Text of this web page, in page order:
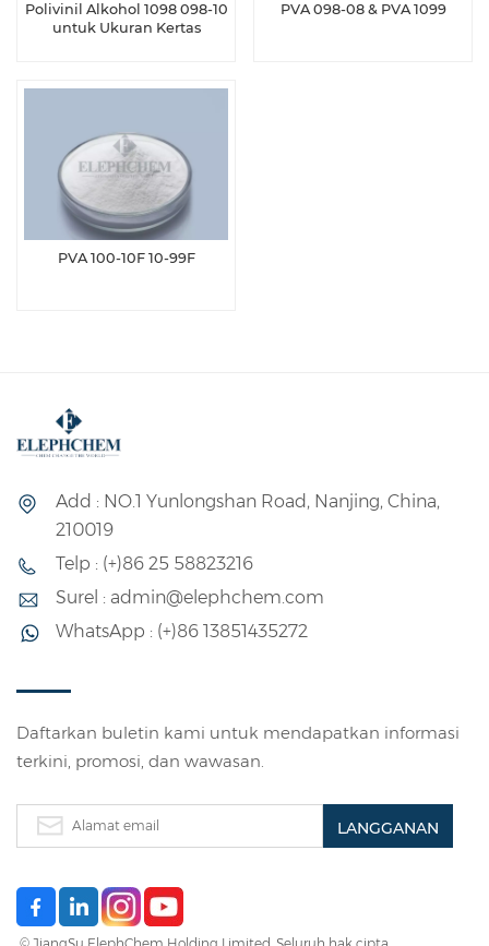
Polivinil Alkohol 1098 098-10
untuk Ukuran Kertas
PVA 098-08 & PVA 1099
PVA 100-10F 10-99F
Add : NO.1 Yunlongshan Road, Nanjing, China,
210019
Telp : (+)86 25 58823216
Surel : admin@elephchem.com
WhatsApp : (+)86 13851435272
Daftarkan buletin kami untuk mendapatkan informasi
terkini, promosi, dan wawasan.
© JiangSu ElephChem Holding Limited. Seluruh hak cipta .